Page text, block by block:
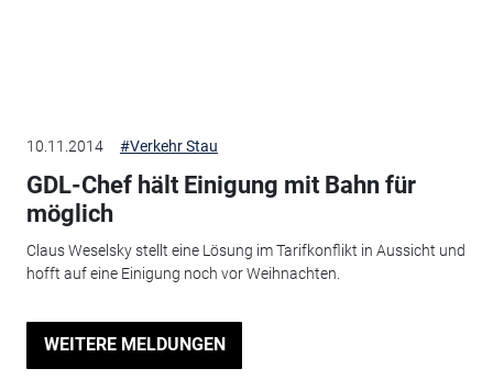
10.11.2014 #Verkehr Stau
GDL-Chef hält Einigung mit Bahn für
möglich
Claus Weselsky stellt eine Lösung im Tarifkonflikt in Aussicht und
hofft auf eine Einigung noch vor Weihnachten.
WEITERE MELDUNGEN